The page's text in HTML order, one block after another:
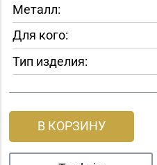
Металл:
Для кого:
Тип изделия:
В КОРЗИНУ